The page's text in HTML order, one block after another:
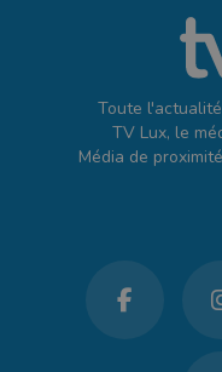
Toute
TV Lux, le
Média de